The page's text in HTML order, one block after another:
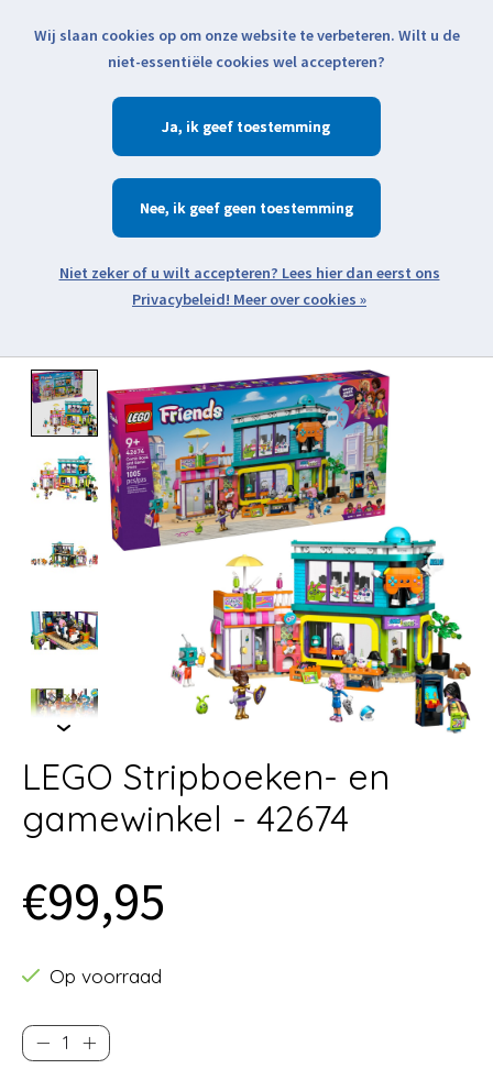
Klik voor actuele verzendinformatie...
Verlanglijst
Zoeken
Open webshop menu
Product image slideshow Items
LEGO Stripboeken- en
gamewinkel - 42674
€99,95
Op voorraad
Wij slaan cookies op om onze website te verbeteren. Wilt u de
niet-essentiële cookies wel accepteren?
Ja
Nee
Meer over cookies »